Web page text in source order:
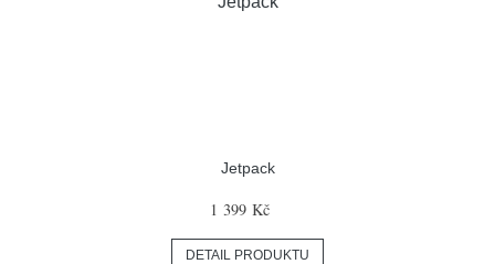
Jetpack
1 399 Kč
DETAIL PRODUKTU